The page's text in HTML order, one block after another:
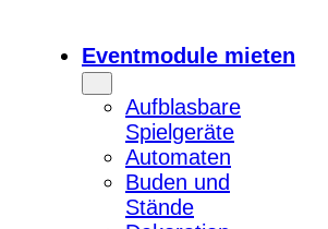
Eventmodule mieten
Aufblasbare
Spielgeräte
Automaten
Buden und
Stände